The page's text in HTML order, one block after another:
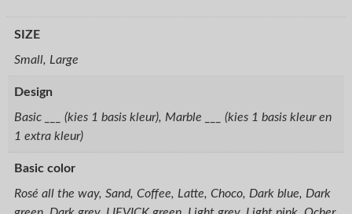
SIZE
Small, Large
Design
Basic ___ (kies 1 basis kleur), Marble ___ (kies 1 basis kleur en
1 extra kleur)
Basic color
Rosé all the way, Sand, Coffee, Latte, Choco, Dark blue, Dark